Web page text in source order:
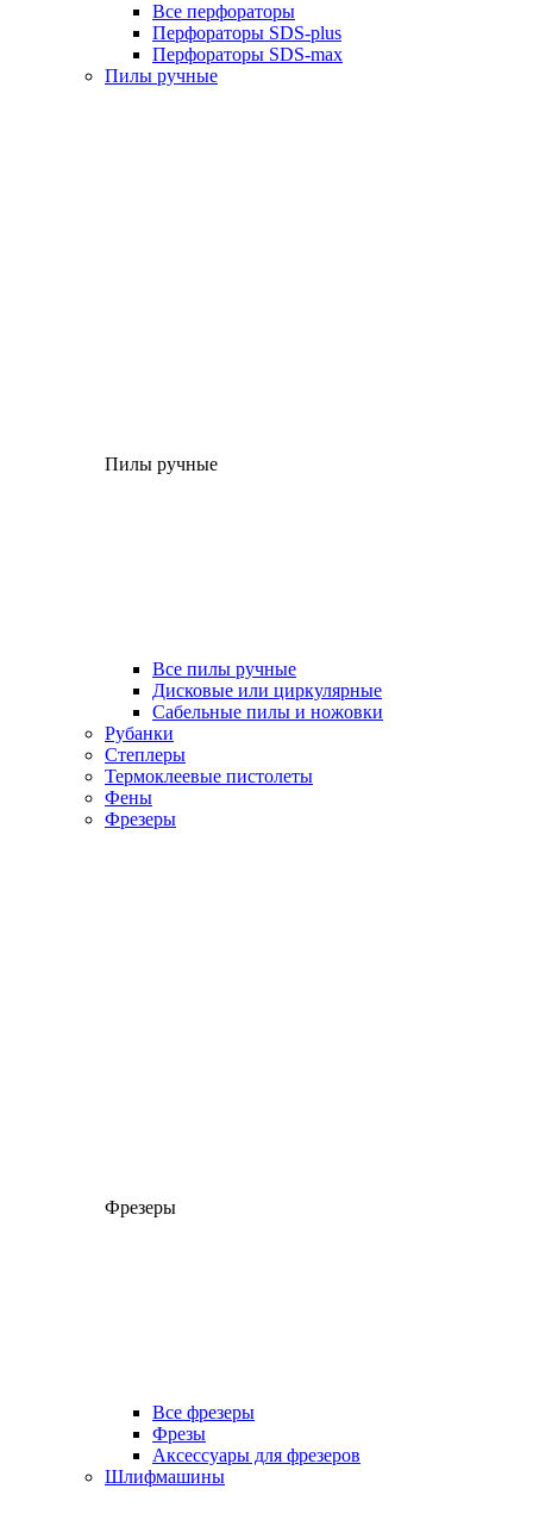
Все перфораторы
Перфораторы SDS-plus
Перфораторы SDS-max
Пилы ручные
Пилы ручные
Все пилы ручные
Дисковые или циркулярные
Сабельные пилы и ножовки
Рубанки
Степлеры
Термоклеевые пистолеты
Фены
Фрезеры
Фрезеры
Все фрезеры
Фрезы
Аксессуары для фрезеров
Шлифмашины